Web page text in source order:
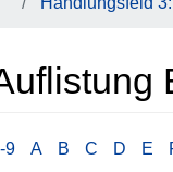
9 A B C D E